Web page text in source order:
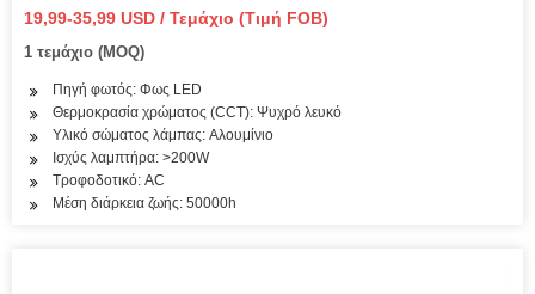
19,99-35,99 USD / Τεμάχιο (Τιμή FOB)
1 τεμάχιο (MOQ)
Πηγή φωτός: Φως LED
Θερμοκρασία χρώματος (CCT): Ψυχρό λευκό
Υλικό σώματος λάμπας: Αλουμίνιο
Ισχύς λαμπτήρα: >200W
Τροφοδοτικό: AC
Μέση διάρκεια ζωής: 50000h